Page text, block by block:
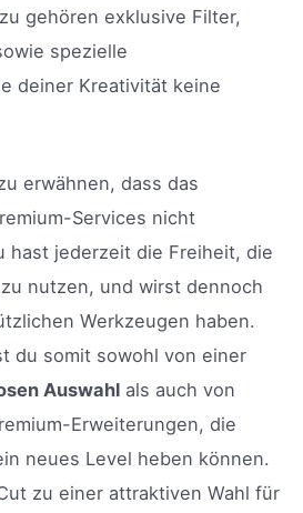
gehören exklusive Filter,
spezielle
deiner Kreativität keine
erwähnen, dass das
Services nicht
hast jederzeit die Freiheit, die
nutzen, und wirst dennoch
Werkzeugen haben.
du somit sowohl von einer
Auswahl als auch von
Erweiterungen, die
neues Level heben können.
zu einer attraktiven Wahl für